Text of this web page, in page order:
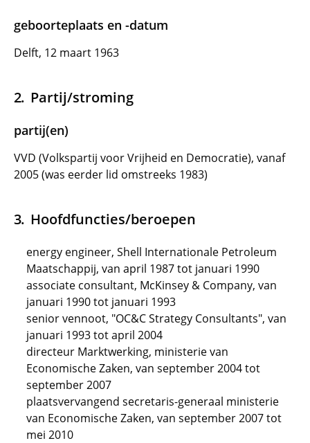
geboorteplaats en -datum
Delft, 12 maart 1963
Partij/stroming
partij(en)
VVD (Volkspartij voor Vrijheid en Democratie), vanaf
2005 (was eerder lid omstreeks 1983)
Hoofdfuncties/beroepen
energy engineer, Shell Internationale Petroleum
Maatschappij, van april 1987 tot januari 1990
associate consultant, McKinsey & Company, van
januari 1990 tot januari 1993
senior vennoot, "OC&C Strategy Consultants", van
januari 1993 tot april 2004
directeur Marktwerking, ministerie van
Economische Zaken, van september 2004 tot
september 2007
plaatsvervangend secretaris-generaal ministerie
van Economische Zaken, van september 2007 tot
mei 2010